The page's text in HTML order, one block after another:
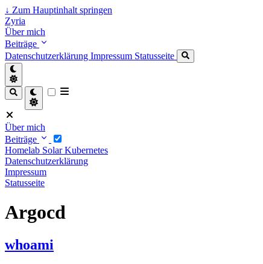
↓ Zum Hauptinhalt springen
Zyria
Über mich
Beiträge
Datenschutzerklärung Impressum Statusseite
Über mich
Beiträge
Homelab SolarKubernetes
Datenschutzerklärung
Impressum
Statusseite
Argocd
whoami